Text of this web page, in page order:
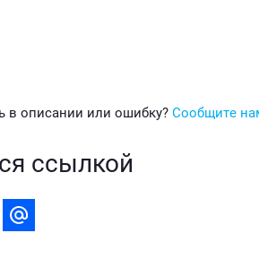
в описании или ошибку? Сообщите
ссылкой